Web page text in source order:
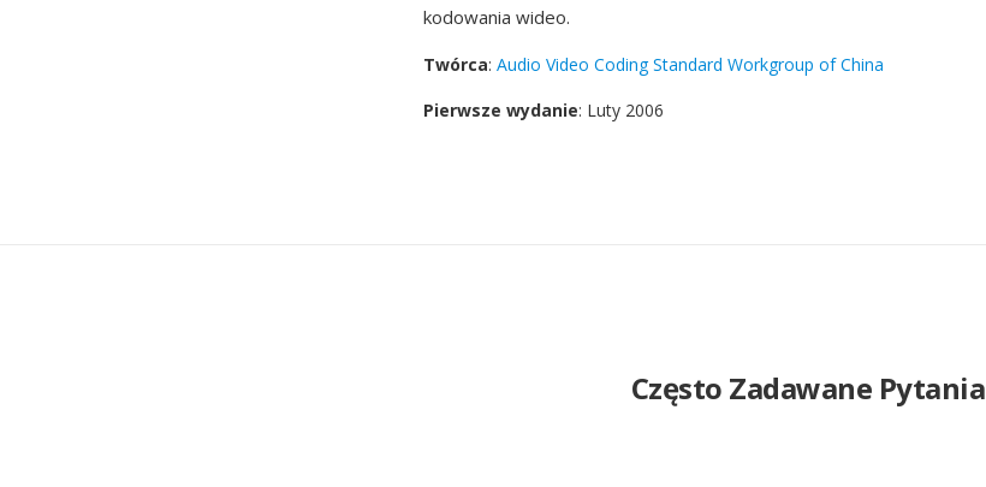
kodowania wideo.
Twórca: Audio Video Coding Standard Workgroup of China
Pierwsze wydanie: Luty 2006
Często Zadawane Pytania